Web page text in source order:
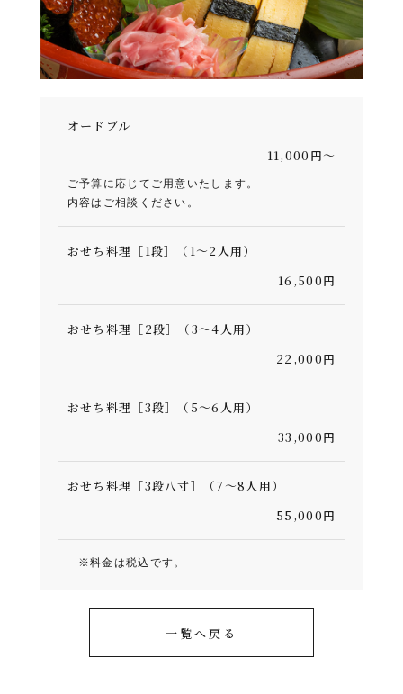
オードブル
11,000円～
ご予算に応じてご用意いたします。
内容はご相談ください。
おせち料理［1段］（1～2人用）
16,500円
おせち料理［2段］（3～4人用）
22,000円
おせち料理［3段］（5～6人用）
33,000円
おせち料理［3段八寸］（7～8人用）
55,000円
※料金は税込です。
一覧へ戻る